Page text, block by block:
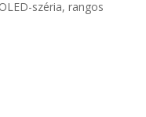
széria, rangos